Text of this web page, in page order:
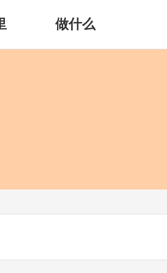
做什么